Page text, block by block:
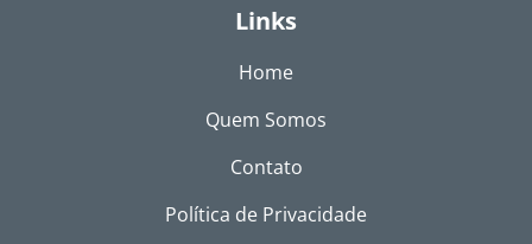
Links
Home
Quem Somos
Contato
Política de Privacidade